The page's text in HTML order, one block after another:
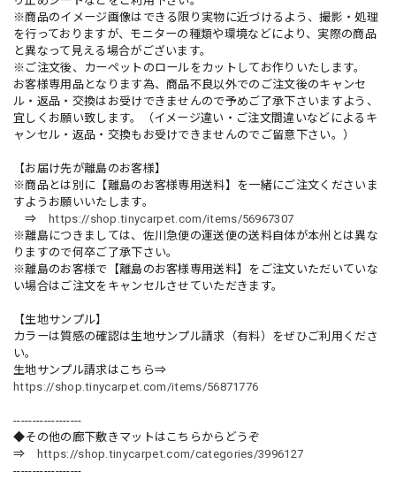
※商品のイメージ画像はできる限り実物に近づけるよう、撮影・処理
を行っておりますが、モニターの種類や環境などにより、実際の商品
と異なって見える場合がございます。
※ご注文後、カーペットのロールをカットしてお作りいたします。
お客様専用品となります為、商品不良以外でのご注文後のキャンセ
ル・返品・交換はお受けできませんので予めご了承下さいますよう、
宜しくお願い致します。（イメージ違い・ご注文間違いなどによるキ
ャンセル・返品・交換もお受けできませんのでご留意下さい。）
【お届け先が離島のお客様】
※商品とは別に【離島のお客様専用送料】を一緒にご注文くださいま
すようお願いいたします。
⇒
https://shop.tinycarpet.com/items/56967307
※離島につきましては、佐川急便の運送便の送料自体が本州とは異な
りますので何卒ご了承下さい。
※離島のお客様で【離島のお客様専用送料】をご注文いただいていな
い場合はご注文をキャンセルさせていただきます。
【生地サンプル】
カラーは質感の確認は生地サンプル請求（有料）をぜひご利用くださ
い。
生地サンプル請求はこちら⇒
https://shop.tinycarpet.com/items/56871776
------------------
◆その他の廊下敷きマットはこちらからどうぞ
⇒
https://shop.tinycarpet.com/categories/3996127
------------------